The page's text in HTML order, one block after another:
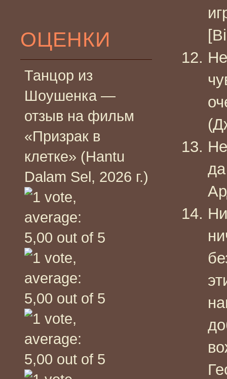
ОЦЕНКИ
Танцор из
Шоушенка —
отзыв на фильм
«Призрак в
клетке» (Hantu
Dalam Sel, 2026 г.)